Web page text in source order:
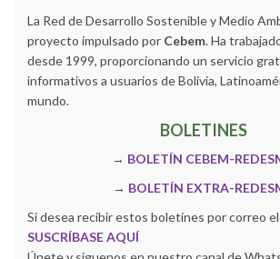
La Red de Desarrollo Sostenible y Medio
proyecto impulsado por Cebem. Ha
desde 1999, proporcionando un servicio
informativos a usuarios de Bolivia,
mundo.
BOLETINES
→ BOLETÍN CEBEM-
→ BOLETÍN EXTRA-
Si desea recibir estos boletines por correo
SUSCRÍBASE AQUÍ